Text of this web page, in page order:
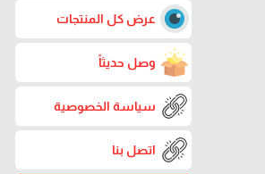
عرض كل المنتجات
وصل حديثاً
سياسة الخصوصية
اتصل بنا